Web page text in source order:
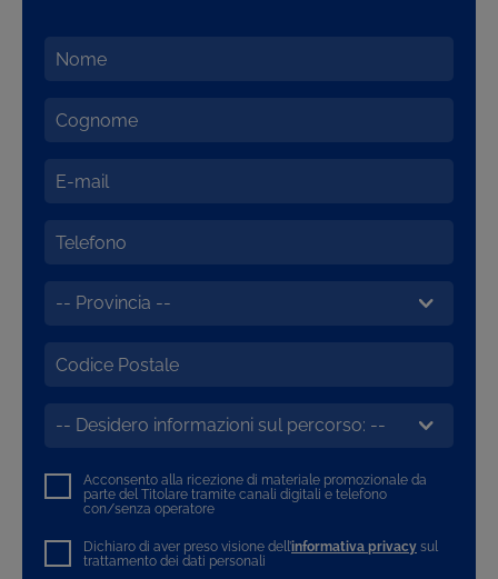
Acconsento alla ricezione di materiale promozionale da
parte del Titolare tramite canali digitali e telefono
con/senza operatore
Dichiaro di aver preso visione dell’informativa privacy sul
trattamento dei dati personali